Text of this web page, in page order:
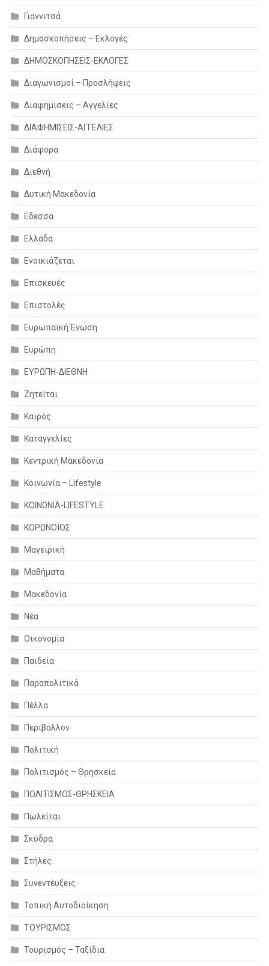
Γιαννιτσά
Δημοσκοπήσεις – Εκλογές
ΔΗΜΟΣΚΟΠΗΣΕΙΣ-ΕΚΛΟΓΕΣ
Διαγωνισμοί – Προσλήψεις
Διαφημίσεις – Αγγελίες
ΔΙΑΦΗΜΙΣΕΙΣ-ΑΓΓΕΛΙΕΣ
Διάφορα
Διεθνή
Δυτική Μακεδονία
Εδεσσα
Ελλάδα
Ενοικιάζεται
Επισκευές
Επιστολές
Ευρωπαϊκή Ένωση
Ευρώπη
ΕΥΡΩΠΗ-ΔΙΕΘΝΗ
Ζητείται
Καιρός
Καταγγελίες
Κεντρική Μακεδονία
Κοινωνία – Lifestyle
ΚΟΙΝΩΝΙΑ-LIFESTYLE
ΚΟΡΩΝΟΪΟΣ
Μαγειρική
Μαθήματα
Μακεδονία
Νέα
Οικονομία
Παιδεία
Παραπολιτικά
Πέλλα
Περιβάλλον
Πολιτική
Πολιτισμός – Θρησκεία
ΠΟΛΙΤΙΣΜΟΣ-ΘΡΗΣΚΕΙΑ
Πωλείται
Σκύδρα
Στήλες
Συνεντέυξεις
Τοπική Αυτοδιοίκηση
ΤΟΥΡΙΣΜΟΣ
Τουρισμός – Ταξίδια